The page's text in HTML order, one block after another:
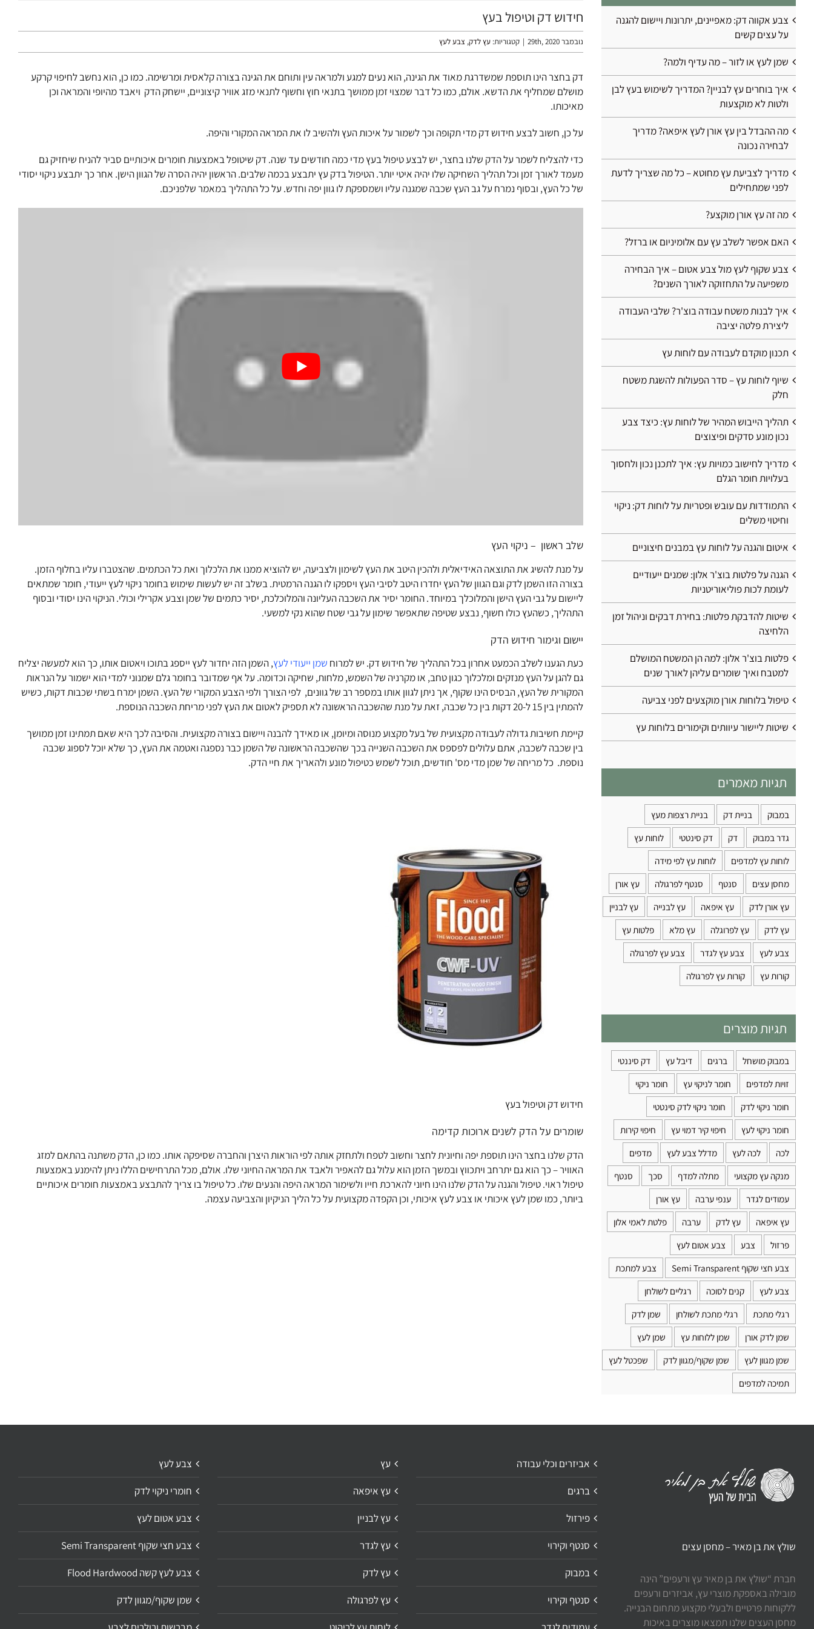
חידוש דק וטיפול בעץ
נובמבר 29th, 2020 | קטגוריות: עץ לדק, צבע לעץ
דק בחצר הינו תוספת שמשדרגת מאוד את הגינה, הוא נעים למגע ולמראה עין ותוחם את הגינה בצורה קלאסית ומרשימה. כמו כן, הוא נחשב לחיפוי קרקע
מושלם שמחליף את הדשא. אולם, כמו כל דבר שמצוי זמן ממושך בתנאי חוץ וחשוף לתנאי מזג אוויר קיצוניים, יישחק הדק ויאבד מהיופי והמראה וכן
מאיכותו.
על כן, חשוב לבצע חידוש דק מדי תקופה וכך לשמור על איכות העץ ולהשיב לו את המראה המקורי והיפה.
כדי להצליח לשמר על הדק שלנו בחצר, יש לבצע טיפול בעץ מדי כמה חודשים עד שנה. דק שיטופל באמצעות חומרים איכותיים סביר להניח שיחזיק גם
מעמד לאורך זמן וכל תהליך השחיקה שלו יהיה איטי יותר. הטיפול בדק עץ יתבצע בכמה שלבים. הראשון יהיה הסרה של הגוון הישן. אחר כך יתבצע ניקוי יסודי
של כל העץ, ובסוף נמרח על גב העץ שכבה שמגנה עליו ושמספקת לו גוון יפה וחדש. על כל התהליך במאמר שלפניכם.
שלב ראשון – ניקוי העץ
על מנת להשיג את התוצאה האידיאלית ולהכין היטב את העץ לשימון ולצביעה, יש להוציא ממנו את הלכלוך ואת כל הכתמים. שהצטברו עליו בחלוף הזמן.
בצורה הזו השמן לדק וגם הגוון של העץ יחדרו היטב לסיבי העץ ויספקו לו הגנה הרמטית. בשלב זה יש לעשות שימוש בחומר ניקוי לעץ ייעודי, חומר שמתאים
ליישום על גבי העץ הישן והמלוכלך במיוחד. החומר יסיר את השכבה העליונה והמלוכלכת, יסיר כתמים של שמן וצבע אקרילי וכולי. הניקוי הינו יסודי ובסוף
התהליך, כשהעץ כולו חשוף, נבצע שטיפה שתאפשר שימון על גבי שטח שהוא נקי למשעי.
יישום וגימור חידוש הדק
כעת הגענו לשלב הכמעט אחרון בכל התהליך שלחידוש דק. יש למרוח שמן ייעודי לעץ, השמן הזה יחדור לעץ ייספג בתוכו ויאטום אותו, כך הוא למעשה יצליח
גם להגן על העץ מנזקים ומלכלוך כגון טחב, או מקרניה של השמש, מלחות, שחיקה וכדומה. על אף שמדובר בחומר גלם שמנוני למדי הוא ישמור על הנראות
המקורית של העץ, הבסיס הינו שקוף, אך ניתן לגוון אותו במספר רב של גוונים, לפי הצורך ולפי הצבע המקורי של העץ. השמן ימרח בשתי שכבות דקות, כשיש
להמתין בין 15 ל-20 דקות בין כל שכבה, זאת על מנת שהשכבה הראשונה לא תספיק לאטום את העץ לפני מריחת השכבה הנוספת.
קיימת חשיבות גדולה לעבודה מקצועית של בעל מקצוע מנוסה ומיומן, או מאידך להבנה ויישום בצורה מקצועית. והסיבה לכך היא שאם תמתינו זמן ממושך
בין שכבה לשכבה, אתם עלולים לפספס את השכבה השנייה בכך שהשכבה הראשונה של השמן כבר נספגה ואטמה את העץ, כך שלא יוכל לספוג שכבה
נוספת. כל מריחה של שמן מדי מס' חודשים, תוכל לשמש כטיפול מונע ולהאריך את חיי הדק.
חידוש דק וטיפול בעץ
שומרים על הדק לשנים ארוכות קדימה
הדק שלנו בחצר הינו תוספת יפה וחיונית לחצר וחשוב לטפח ולתחזק אותה לפי הוראות היצרן והחברה שסיפקה אותו. כמו כן, הדק משתנה בהתאם למזג
האוויר – כך הוא גם יתרחב ויתכווץ ובמשך הזמן הוא עלול גם להאפיר ולאבד את המראה החיוני שלו. אולם, מכל התרחישים הללו ניתן להימנע באמצעות
טיפול ראוי. טיפול והגנה על הדק שלנו הינו חיוני להארכת חייו ולשימור המראה היפה והנעים שלו. כל טיפול בו צריך להתבצע באמצעות חומרים איכותיים
ביותר, כמו שמן לעץ איכותי או צבע לעץ איכותי, וכן הקפדה מקצועית על כל הליך הניקיון והצביעה עצמה.
צבע אקווה דק: מאפיינים, יתרונות ויישום להגנה
על עצים קשים
שמן לעץ או לזור – מה עדיף ולמה?
איך בוחרים עץ לבניין? המדריך לשימוש בעץ לבן
ולטות לא מוקצעות
מה ההבדל בין עץ אורן לעץ איפאה? מדריך
לבחירה נכונה
מדריך לצביעת עץ מחוטא – כל מה שצריך לדעת
לפני שמתחילים
מה זה עץ אורן מוקצע?
האם אפשר לשלב עץ עם אלומיניום או ברזל?
צבע שקוף לעץ מול צבע אטום – איך הבחירה
משפיעה על התחזוקה לאורך השנים?
איך לבנות משטח עבודה בוצ'ר? שלבי העבודה
ליצירת פלטה יציבה
תכנון מוקדם לעבודה עם לוחות עץ
שיוף לוחות עץ – סדר הפעולות להשגת משטח
חלק
תהליך הייבוש המהיר של לוחות עץ: כיצד צבע
נכון מונע סדקים ופיצוצים
מדריך לחישוב כמויות עץ: איך לתכנן נכון ולחסוך
בעלויות חומר הגלם
התמודדות עם עובש ופטריות על לוחות דק: ניקוי
וחיטוי משלים
איטום והגנה על לוחות עץ במבנים חיצוניים
הגנה על פלטות בוצ'ר אלון: שמנים ייעודיים
לעומת לכות פוליאוריטניות
שיטות להדבקת פלטות: בחירת דבקים וניהול זמן
הלחיצה
פלטות בוצ'ר אלון: למה הן המשטח המושלם
למטבח ואיך שומרים עליהן לאורך שנים
טיפול בלוחות אורן מוקצעים לפני צביעה
שיטות ליישור עיוותים וקימורים בלוחות עץ
תגיות מאמרים
במבוק בניית דק
בניית רצפות מעץ
גדר במבוק
דק דק סינטטי
לוחות עץ
לוחות עץ למדפים
לוחות עץ לפי מידה
מחסן עצים
סנטף סנטף לפרגולה
עץ אורן
עץ אורן לדק
עץ איפאה עץ לבנייה
עץ לבניין
עץ לדק
עץ לפרוגלה עץ מלא
פלטות עץ
צבע לעץ
צבע עץ לגדר
צבע עץ לפרגולה
קורות עץ
קורות עץ לפרגולה
תגיות מוצרים
במבוק מושחל ברגים דיבל עץ
דק סיננטי
זויות למדפים
חומר לניקוי עץ
חומר ניקוי
חומר ניקוי לדק
חומר ניקוי לדק סינטטי
חומר ניקוי לעץ
חיפוי קיר דמוי עץ
חיפוי קירות
לכה
לכה לעץ מדלל צבע לעץ
מדפים
מנקה עץ מקצועי
מתלה למדף סכך
סנטף
עמודים לגדר
ענפי ערבה
עץ אורן
עץ איפאה
עץ לדק ערבה
פלטת לאמי אלון
פרזול
צבע
צבע אטום לעץ
צבע חצי שקוף Semi Transparent
צבע למתכת
צבע לעץ
קנים לסוכה
רגליים לשולחן
רגלי מתכת
רגלי מתכת לשולחן
שמן לדק
שמן לדק אורן
שמן ללוחות עץ
שמן לעץ
שמן מגוון לעץ
שמן שקוף/מגוון לדק
שפכטל לעץ
תמיכה למדפים
שולץ את בן מאיר – מחסן עצים
חברת “שולץ את בן מאיר עץ ורעפים” הינה
מובילה באספקת מוצרי עץ, אביזרים ורעפים
ללקוחות פרטיים ולבעלי מקצוע מתחום הבנייה.
מחסן העצים שלנו תמצאו מוצרים באיכות
אביזרים וכלי עבודה
ברגים
פירזול
סנטף וקירוי
במבוק
סנטף וקירוי
עץ
עץ איפאה
עץ לבניין
עץ לגדר
עץ לדק
עץ לפרגולה
צבע לעץ
חומרי ניקוי לדק
צבע אטום לעץ
צבע חצי שקוף Semi Transparent
צבע לעץ קשה Flood Hardwood
שמן שקוף/מגוון לדק